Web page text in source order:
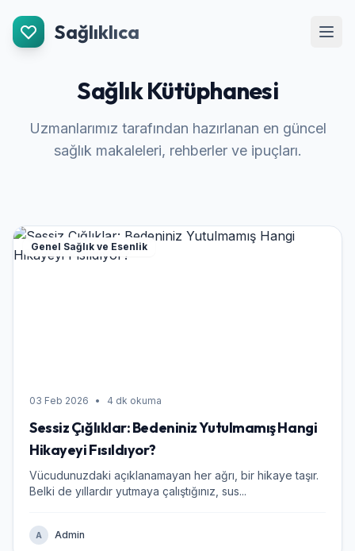
İçeriğe Git
Sağlıklıca
Sağlık Kütüphanesi
Uzmanlarımız tarafından hazırlanan en güncel
sağlık makaleleri, rehberler ve ipuçları.
Genel Sağlık ve Esenlik
03 Feb 2026 • 4 dk okuma
Sessiz Çığlıklar: Bedeniniz Yutulmamış Hangi
Hikayeyi Fısıldıyor?
Vücudunuzdaki açıklanamayan her ağrı, bir hikaye taşır.
Belki de yıllardır yutmaya çalıştığınız, sus...
A Admin